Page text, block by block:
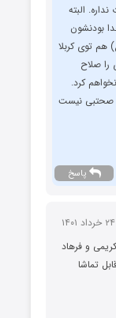
البته
بودنشون
توی کربلا
را صلاح
کرد.
صحتبی نیست
پاسخ
و فرهاد
تماشا